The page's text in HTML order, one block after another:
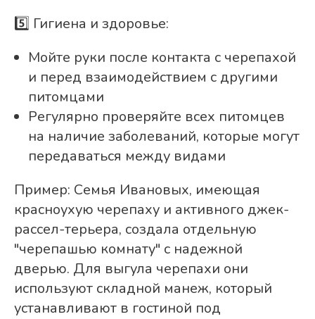
5️⃣ Гигиена и здоровье:
Мойте руки после контакта с черепахой
и перед взаимодействием с другими
питомцами
Регулярно проверяйте всех питомцев
на наличие заболеваний, которые могут
передаваться между видами
Пример: Семья Ивановых, имеющая
красноухую черепаху и активного джек-
рассел-терьера, создала отдельную
"черепашью комнату" с надежной
дверью. Для выгула черепахи они
используют складной манеж, который
устанавливают в гостиной под